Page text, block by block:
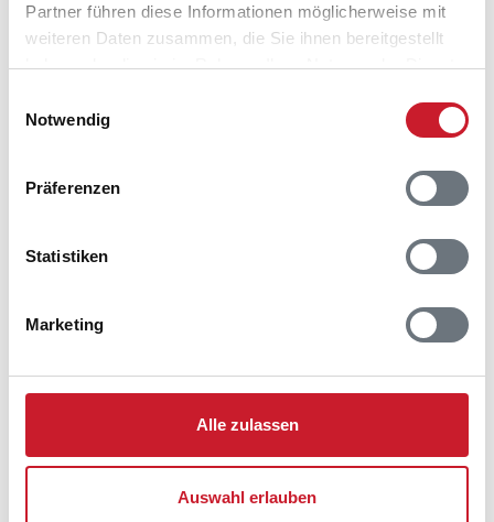
Partner führen diese Informationen möglicherweise mit
weiteren Daten zusammen, die Sie ihnen bereitgestellt
haben oder die sie im Rahmen Ihrer Nutzung der Dienste
Notwendig
Präferenzen
Statistiken
Marketing
Alle zulassen
Auswahl erlauben
Anzahl Reisende auswählen
Anreisetag im Belegungskalender anklicken
Sie bekommen Verfügbarkeit und Preis angezeigt
Reisedauer Anzahl Reisende
Reisezeitraumes auch Änderungen bei der
Hausbeschreibung und/oder der Ausstattung ergeben